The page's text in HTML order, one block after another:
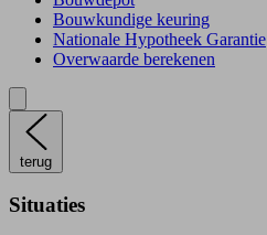
Bouwkundige keuring
Nationale Hypotheek Garantie
Overwaarde berekenen
terug
Situaties